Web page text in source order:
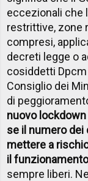
eccezionali che
restrittive, zone
compresi,
decreti legge o
cosiddetti
Consiglio dei
di
nuovo
se il numero dei
mettere a
il
sempre liberi.